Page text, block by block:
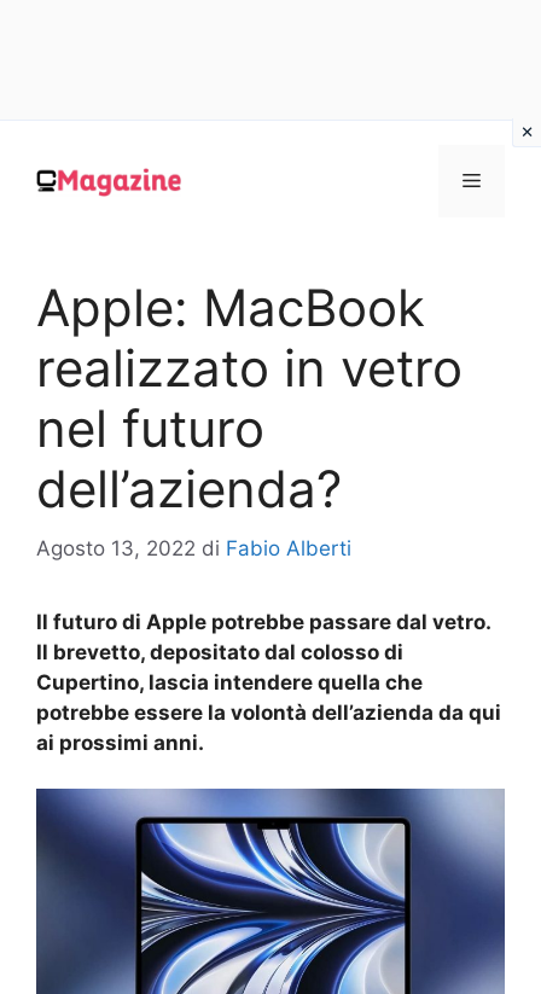
contenuto
MENU
Apple: MacBook
realizzato in vetro
nel futuro
dell’azienda?
Agosto 13, 2022 di Fabio Alberti
Il futuro di Apple potrebbe passare dal vetro.
Il brevetto, depositato dal colosso di
Cupertino, lascia intendere quella che
potrebbe essere la volontà dell’azienda da qui
ai prossimi anni.